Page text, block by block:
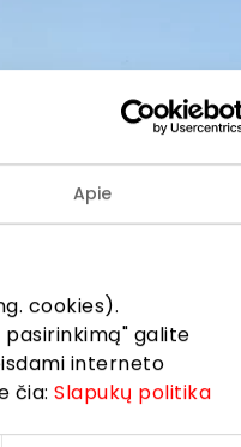
Apie
cookies).
pasirinkimą" galite
interneto
čia:Slapukų politika